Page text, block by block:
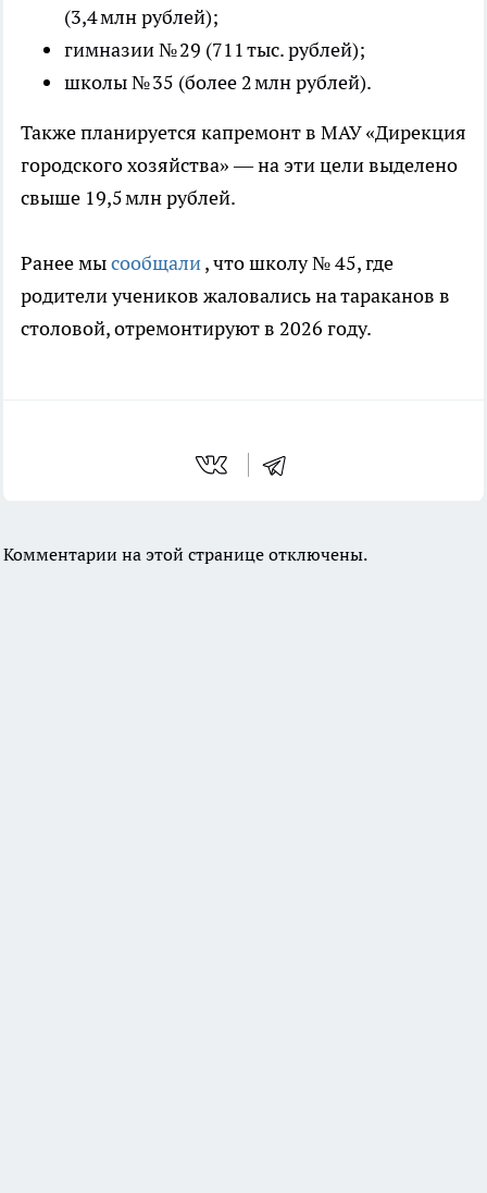
(3,4 млн рублей);
гимназии № 29 (711 тыс. рублей);
школы № 35 (более 2 млн рублей).
Также планируется капремонт в МАУ «Дирекция
городского хозяйства» — на эти цели выделено
свыше 19,5 млн рублей.
Ранее мысообщали, что школу № 45, где
родители учеников жаловались на тараканов в
столовой, отремонтируют в 2026 году.
Комментарии на этой странице отключены.